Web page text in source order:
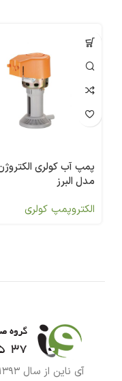
پمپ آب کولری
مدل البرز
الکتروپمپ کولری